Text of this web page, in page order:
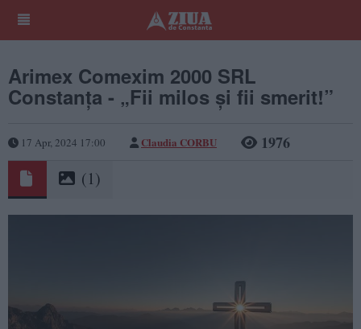
Arimex Comexim 2000 SRL
Constanța - „Fii milos și fii smerit!”
17 Apr, 2024 17:00 Claudia CORBU 1976
(1)